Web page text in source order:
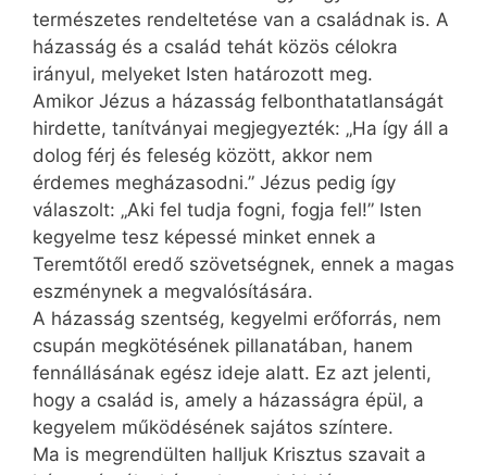
természetes rendeltetése van a családnak is. A
házasság és a család tehát közös célokra
irányul, melyeket Isten határozott meg.
Amikor Jézus a házasság felbonthatatlanságát
hirdette, tanítványai megjegyezték: „Ha így áll a
dolog férj és feleség között, akkor nem
érdemes megházasodni.” Jézus pedig így
válaszolt: „Aki fel tudja fogni, fogja fel!” Isten
kegyelme tesz képessé minket ennek a
Teremtőtől eredő szövetségnek, ennek a magas
eszménynek a megvalósítására.
A házasság szentség, kegyelmi erőforrás, nem
csupán megkötésének pillanatában, hanem
fennállásának egész ideje alatt. Ez azt jelenti,
hogy a család is, amely a házasságra épül, a
kegyelem működésének sajátos színtere.
Ma is megrendülten halljuk Krisztus szavait a